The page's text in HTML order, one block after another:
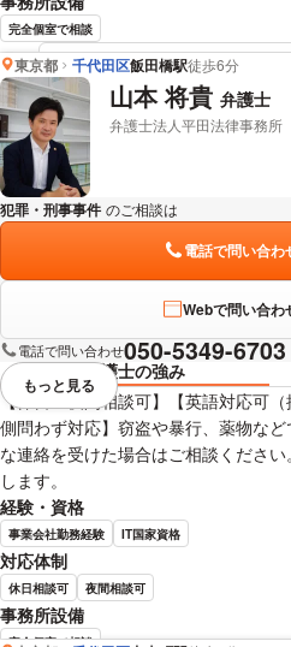
完全個室で相談
當舍 裕 弁護士の詳
東京都 千代田区飯田橋駅徒歩6分
山本 将貴 弁護士
弁護士法人平田法律事務所
犯罪・刑事事件 のご相談は
電話で問い合わ
Webで問い合わ
電話で問い合わせ050-5349-6703
弁護士の強み
【休日・夜間相談可】【英語対応可
側問わず対応】窃盗や暴行、薬物な
な連絡を受けた場合はご相談くださ
します。
経験・資格
事業会社勤務経験 IT国家資格
対応体制
休日相談可 夜間相談可
事務所設備
完全個室で相談
視覚的に省略されている要素を
もっと見る